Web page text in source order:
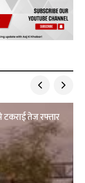
तेज रफ्तार